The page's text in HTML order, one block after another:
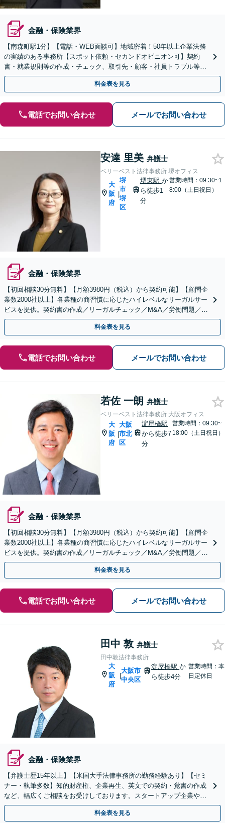
金融・保険業界
【南森町駅1分】【電話・WEB面談可】地域密着！50年以上企業法務
の実績のある事務所【スポット依頼・セカンドオピニオン可】契約
書・就業規則等の作成・チェック、取引先・顧客・社員トラブル等、
お気軽にご相談ください【事前予約で休日・夜間対応】
料金表を見る
電話でお問い合わせ メールでお問い合わせ
安達 里美 弁護士
ベリーベスト法律事務所 堺オフィス
大
阪
府
|
堺
市
堺
区
堺東駅 か
ら徒歩1
分
営業時間：09:30~1
8:00（土日祝日）
金融・保険業界
【初回相談30分無料】【月額3980円（税込）から契約可能】【顧問企
業数2000社以上】各業種の商習慣に応じたハイレベルなリーガルサー
ビスを提供。契約書の作成／リーガルチェック／M&A／労働問題／知
的財産等、お任せください【他士業連携可能】
料金表を見る
電話でお問い合わせ メールでお問い合わせ
若佐 一朗 弁護士
ベリーベスト法律事務所 大阪オフィス
大
阪
府
|
大阪
市北
区
淀屋橋駅
から徒歩7
分
営業時間：09:30~
18:00（土日祝日）
金融・保険業界
【初回相談30分無料】【月額3980円（税込）から契約可能】【顧問企
業数2000社以上】各業種の商習慣に応じたハイレベルなリーガルサー
ビスを提供。契約書の作成／リーガルチェック／M&A／労働問題／知
的財産等、お任せください【他士業連携可能】
料金表を見る
電話でお問い合わせ メールでお問い合わせ
田中 敦 弁護士
田中敦法律事務所
大
阪
府
|
大阪市
中央区
淀屋橋駅か
ら徒歩4分
営業時間：本
日定休日
金融・保険業界
【弁護士歴15年以上】【米国大手法律事務所の勤務経験あり】【セミ
ナー・執筆多数】知的財産権、企業再生、英文での契約・覚書の作成
など、幅広くご相談をお受けしております。スタートアップ企業やフ
リーランスの方もぜひご相談ください。【淀屋橋5分】
料金表を見る